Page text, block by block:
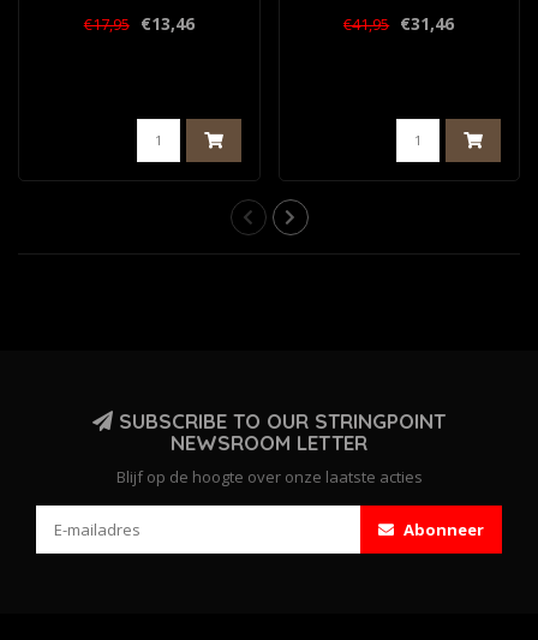
€17,95 €13,46 €41,95 €31,46
SUBSCRIBE TO OUR STRINGPOINT
NEWSROOM LETTER
Blijf op de hoogte over onze laatste acties
Abonneer